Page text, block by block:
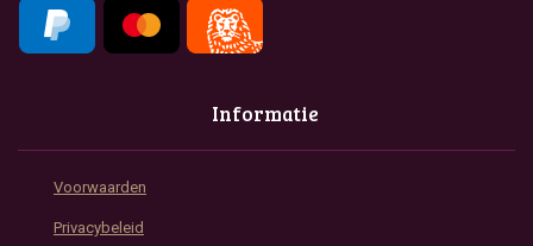
Informatie
Voorwaarden
Privacybeleid